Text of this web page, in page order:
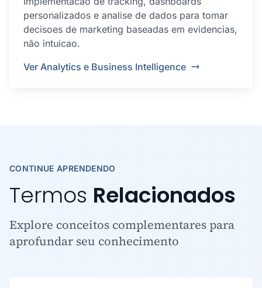
personalizados e analise de dados para tomar
decisoes de marketing baseadas em evidencias,
não intuicao.
Ver Analytics e Business Intelligence
CONTINUE APRENDENDO
Termos Relacionados
Explore conceitos complementares para
aprofundar seu conhecimento